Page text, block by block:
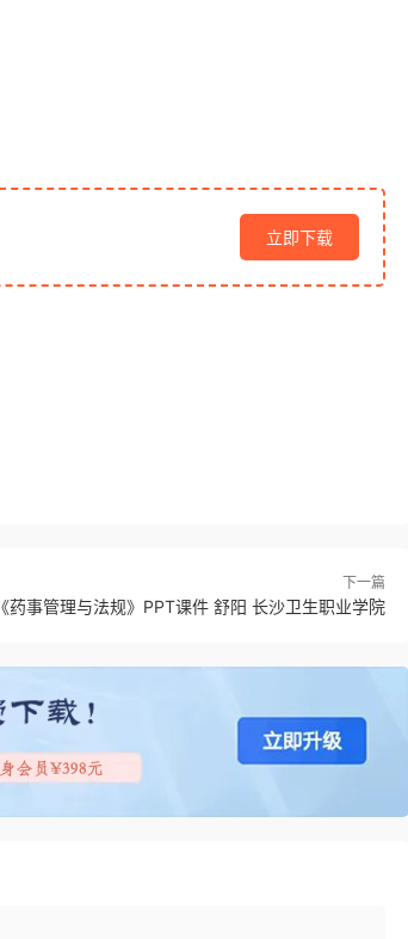
立即下载
下一篇
《药事管理与法规》PPT课件 舒阳 长沙卫生职业学院